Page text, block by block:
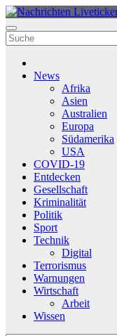
Zum
Inhalt
springen
News
Afrika
Asien
Australien
Europa
Südamerika
USA
COVID-19
Entdecken
Gesellschaft
Kriminalität
Politik
Sport
Technik
Digital
Terrorismus
Warnungen
Wirtschaft
Arbeit
Wissen